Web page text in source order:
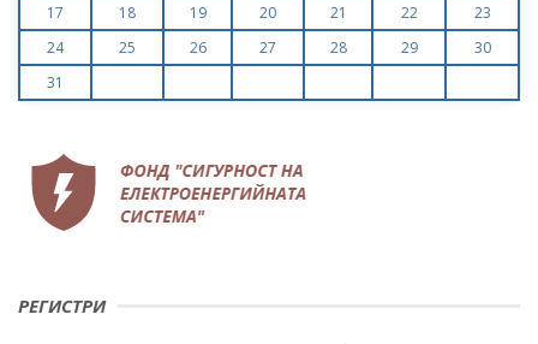
17
18 19 20 21 22
23
24
25 26 27 28 29
30
31
РЕГИСТРИ